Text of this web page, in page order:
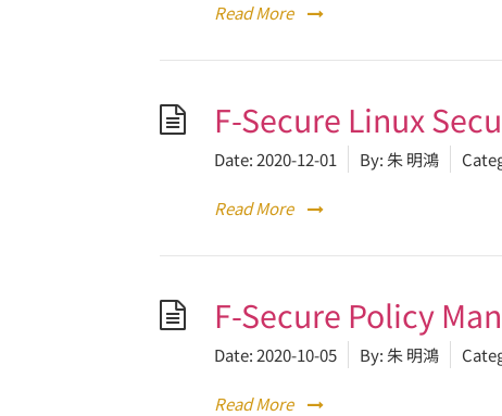
Read More
F-Secure Linux
Date:2020-12-01 By: 朱 明鴻
Read More
F-Secure Policy
Date:2020-10-05 By: 朱 明鴻
Read More